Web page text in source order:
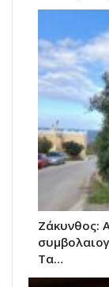
Ζάκυνθος:
Τα…